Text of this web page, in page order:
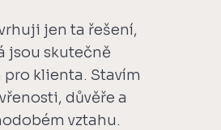
jen ta řešení,
jsou skutečně
pro klienta. Stavím
důvěře a
vztahu.